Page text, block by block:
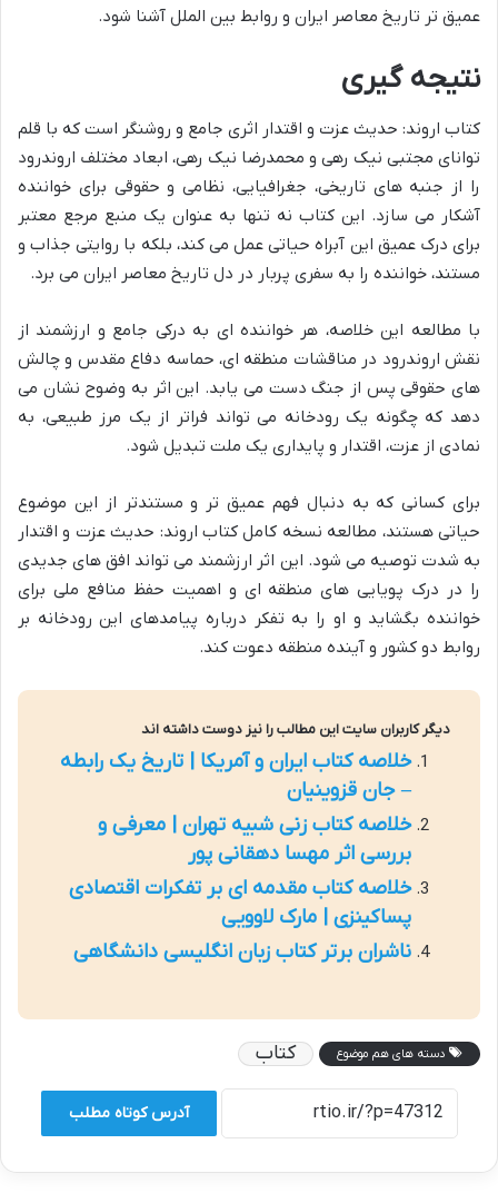
عمیق تر تاریخ معاصر ایران و روابط بین الملل آشنا شود.
نتیجه گیری
کتاب اروند: حدیث عزت و اقتدار اثری جامع و روشنگر است که با قلم
توانای مجتبی نیک رهی و محمدرضا نیک رهی، ابعاد مختلف اروندرود
را از جنبه های تاریخی، جغرافیایی، نظامی و حقوقی برای خواننده
آشکار می سازد. این کتاب نه تنها به عنوان یک منبع مرجع معتبر
برای درک عمیق این آبراه حیاتی عمل می کند، بلکه با روایتی جذاب و
مستند، خواننده را به سفری پربار در دل تاریخ معاصر ایران می برد.
با مطالعه این خلاصه، هر خواننده ای به درکی جامع و ارزشمند از
نقش اروندرود در مناقشات منطقه ای، حماسه دفاع مقدس و چالش
های حقوقی پس از جنگ دست می یابد. این اثر به وضوح نشان می
دهد که چگونه یک رودخانه می تواند فراتر از یک مرز طبیعی، به
نمادی از عزت، اقتدار و پایداری یک ملت تبدیل شود.
برای کسانی که به دنبال فهم عمیق تر و مستندتر از این موضوع
حیاتی هستند، مطالعه نسخه کامل کتاب اروند: حدیث عزت و اقتدار
به شدت توصیه می شود. این اثر ارزشمند می تواند افق های جدیدی
را در درک پویایی های منطقه ای و اهمیت حفظ منافع ملی برای
خواننده بگشاید و او را به تفکر درباره پیامدهای این رودخانه بر
روابط دو کشور و آینده منطقه دعوت کند.
دیگر کاربران سایت این مطالب را نیز دوست داشته اند
خلاصه کتاب ایران و آمریکا | تاریخ یک رابطه
– جان قزوینیان
خلاصه کتاب زنی شبیه تهران | معرفی و
بررسی اثر مهسا دهقانی پور
خلاصه کتاب مقدمه ای بر تفکرات اقتصادی
پساکینزی | مارک لاوویی
ناشران برتر کتاب زبان انگلیسی دانشگاهی
دسته های هم موضوع کتاب
آدرس کوتاه مطلب